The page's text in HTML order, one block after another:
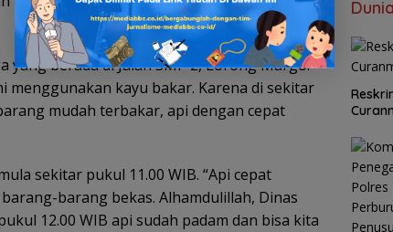
berada di Jalan SMP 2, Lorong Margo.
menggunakan kayu bakar. Karena di sekitar
mudah terbakar, api dengan cepat
sekitar pukul 11.00 WIB. “Api cepat
barang bekas. Alhamdulillah, Dinas
12.00 WIB api sudah padam dan bisa kita